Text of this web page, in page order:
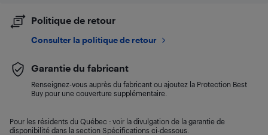
Politique de retour
Consulter la politique de retour
Garantie du fabricant
Renseignez-vous auprès du fabricant ou ajoutez la Protection Best
Buy pour une couverture supplémentaire.
Pour les résidents du Québec : voir la divulgation de la garantie de
disponibilité dans la section Spécifications ci-dessous.